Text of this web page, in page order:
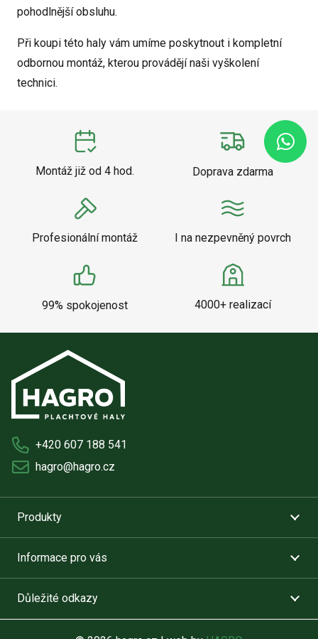
pohodlnější obsluhu.
Při koupi této haly vám umíme poskytnout i kompletní
odbornou montáž, kterou provádějí naši vyškolení
technici.
Montáž již od 4 hod. Doprava zdarma
Profesionální montáž I na nezpevněný povrch
99% spokojenost 4000+ realizací
+420 607 188 541
hagro@hagro.cz
Produkty
Informace pro vás
Důležité odkazy